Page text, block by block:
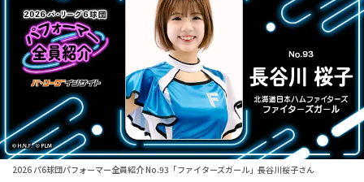
動画
日程・結果
順位表･成績
1軍公式戦
ファーム東地区
選手名鑑
2026 パ6球団パフォーマー全員紹介 No.93「ファイターズガール」長谷川桜子さん